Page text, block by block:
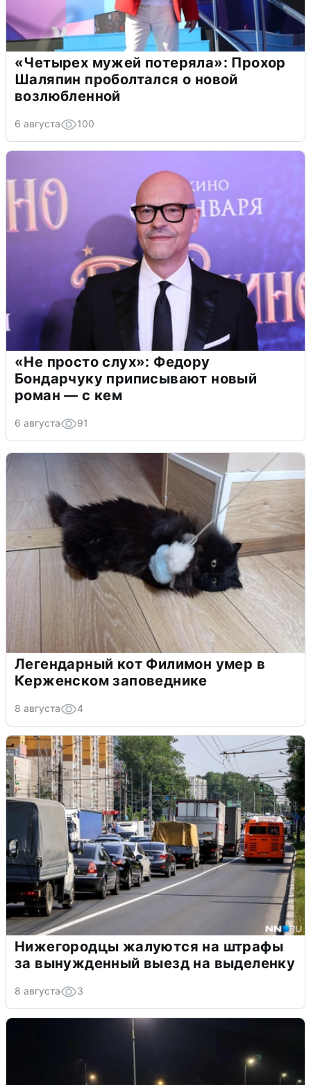
«Четырех мужей потеряла»: Прохор
Шаляпин проболтался о новой
возлюбленной
6 августа 100
«Не просто слух»: Федору
Бондарчуку приписывают новый
роман — с кем
6 августа 91
Легендарный кот Филимон умер в
Керженском заповеднике
8 августа 4
Нижегородцы жалуются на штрафы
за вынужденный выезд на выделенку
8 августа 3